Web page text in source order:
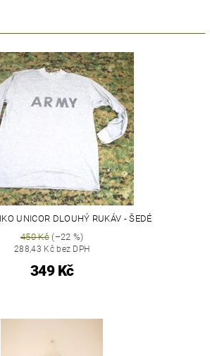
UNICOR DLOUHÝ RUKÁV - ŠEDÉ
450 Kč(–22 %)
288,43 Kč bez DPH
349 Kč